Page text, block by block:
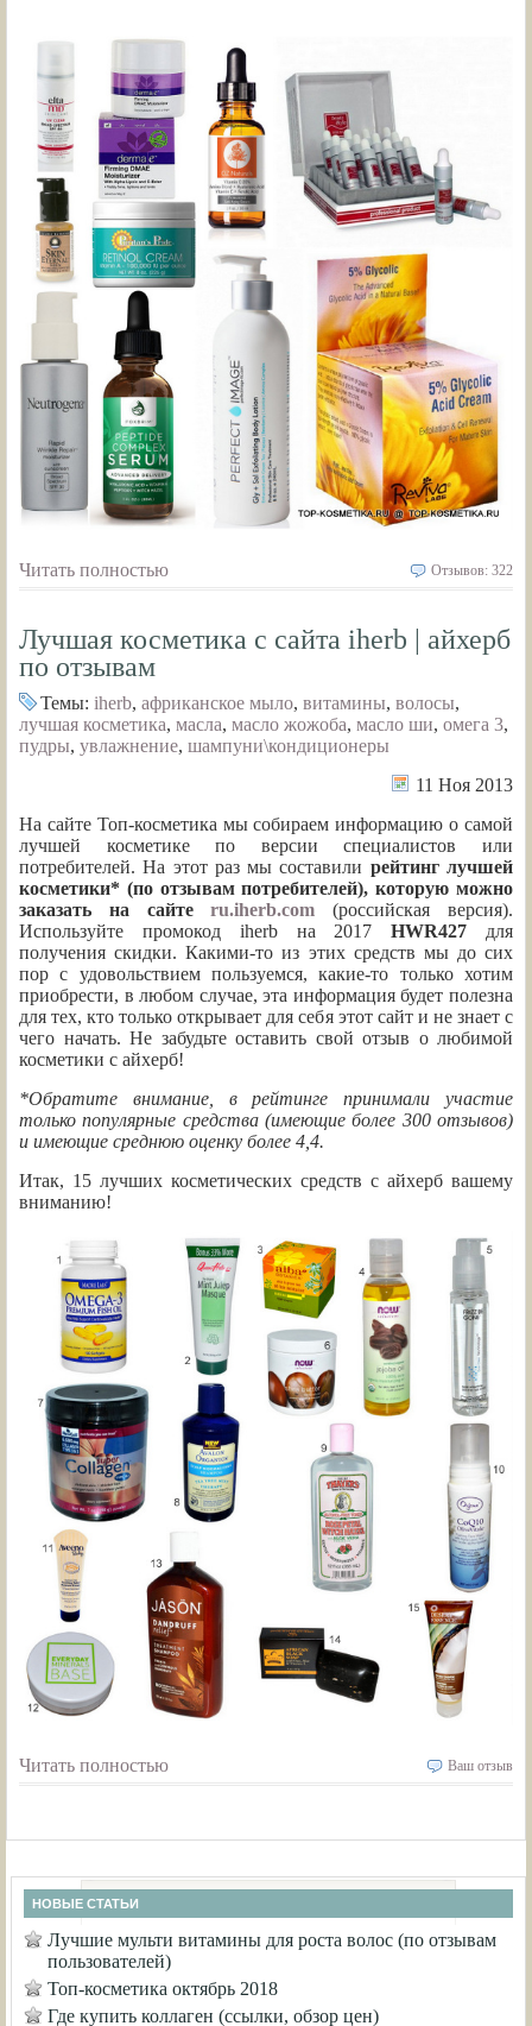
Читать полностью Отзывов: 322
Лучшая косметика с сайта iherb | айхерб
по отзывам
Темы: iherb, африканское мыло, витамины, волосы,
лучшая косметика, масла, масло жожоба, масло ши, омега 3,
пудры, увлажнение, шампуни\кондиционеры
11 Ноя 2013
На сайте Топ-косметика мы собираем информацию о самой
лучшей косметике по версии специалистов или
потребителей. На этот раз мы составили рейтинг лучшей
косметики* (по отзывам потребителей), которую можно
заказать на сайтеru.iherb.com(российская версия).
Используйте промокод iherb на 2017HWR427 для
получения скидки. Какими-то из этих средств мы до сих
пор с удовольствием пользуемся, какие-то только хотим
приобрести, в любом случае, эта информация будет полезна
для тех, кто только открывает для себя этот сайт и не знает с
чего начать. Не забудьте оставить свой отзыв о любимой
косметики с айхерб!
*Обратите внимание, в рейтинге принимали участие
только популярные средства (имеющие более 300 отзывов)
и имеющие среднюю оценку более 4,4.
Итак, 15 лучших косметических средств с айхерб вашему
вниманию!
Читать полностью Ваш отзыв
НОВЫЕ СТАТЬИ
Лучшие мульти витамины для роста волос (по отзывам
пользователей)
Топ-косметика октябрь 2018
Где купить коллаген (ссылки, обзор цен)